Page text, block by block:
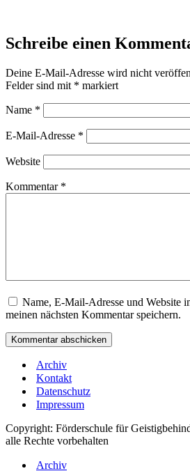
Schreibe einen
Deine E-Mail-Adresse wird nicht
Felder sind mit * markiert
Name *
E-Mail-Adresse *
Website
Kommentar *
Name, E-Mail-Adresse und Website
meinen nächsten Kommentar speichern.
Archiv
Kontakt
Datenschutz
Impressum
Copyright: Förderschule für
alle Rechte vorbehalten
Archiv